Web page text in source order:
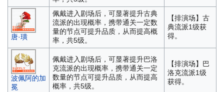
唐·璜
佩戴进入剧场后，可显著提升古典
流派的出现概率，携带通关一定数
量的节点可提升品质，从而提高概
率，共5级。
【排演场】古
典流派1级获
得。
波佩阿的加
冕
佩戴进入剧场后，可显著提升巴洛
克流派的出现概率，携带通关一定
数量的节点可提升品质，从而提高
概率，共5级。
【排演场】巴
洛克流派1级
获得。